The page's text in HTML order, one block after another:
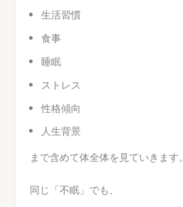
生活習慣
食事
睡眠
ストレス
性格傾向
人生背景
まで含めて体全体を見ていきます。
同じ「不眠」でも、